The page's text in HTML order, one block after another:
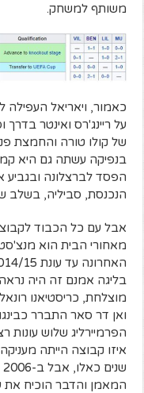
משותף למשחק.
כאמור, ויאריאל העפילה
על ריינג'רס ואינטר
של קולו טורה והחמצת
בנפיקה עשתה גם היא
הפסד לברצלונה ובגביע
הנכנסת, סביליה, בשלב
אבל עם כל הכבוד
מאחורי הבית הוא
האחרונה עד עונת 2014/15 שסיימה אחרונה בשלב הבתים.
בליגה אמנם זה היה נראה
מוצלחת, כריסטיאנו
ואן דר סאר התברר
הפרמיירליג שלוש עונות
איזו קבוצה הייתה
המאמן והדבר הוכיח